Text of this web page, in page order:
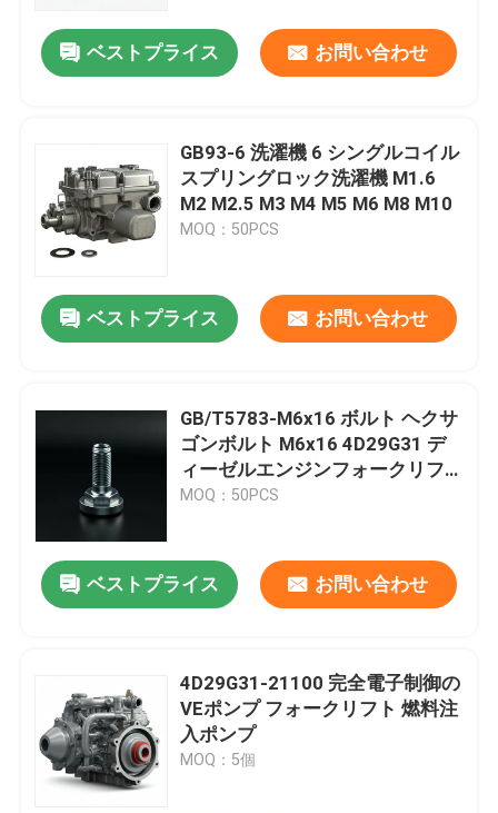
ベストプライス お問い合わせ
GB93-6 洗濯機 6 シングルコイル
スプリングロック洗濯機 M1.6
M2 M2.5 M3 M4 M5 M6 M8 M10
MOQ：50PCS
ベストプライス お問い合わせ
GB/T5783-M6x16 ボルト ヘクサ
ゴンボルト M6x16 4D29G31 デ
ィーゼルエンジンフォークリフ
ト部品
MOQ：50PCS
ベストプライス お問い合わせ
4D29G31-21100 完全電子制御の
VEポンプ フォークリフト 燃料注
入ポンプ
MOQ：5個